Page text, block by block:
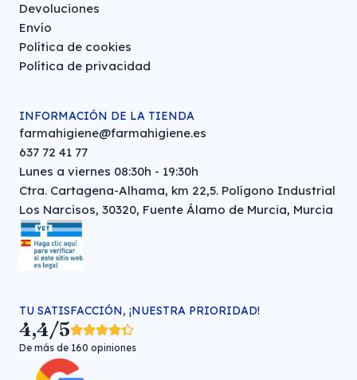
Devoluciones
Envío
Política de cookies
Política de privacidad
INFORMACIÓN DE LA TIENDA
farmahigiene@farmahigiene.es
637 72 41 77
Lunes a viernes 08:30h - 19:30h
Ctra. Cartagena-Alhama, km 22,5. Polígono Industrial
Los Narcisos, 30320, Fuente Álamo de Murcia, Murcia
TU SATISFACCIÓN, ¡NUESTRA PRIORIDAD!
4,4/5
De más de 160 opiniones